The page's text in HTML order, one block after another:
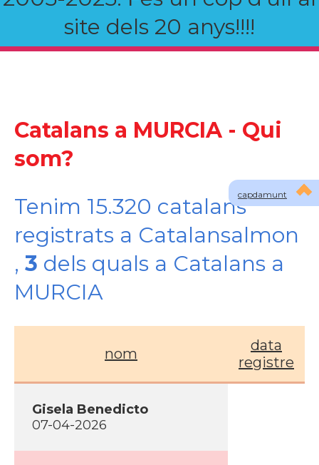
site dels 20 anys!!!!
capdamunt
Catalans a MURCIA - Qui
som?
Tenim 15.320 catalans
registrats a Catalansalmon
, 3 dels quals a Catalans a
MURCIA
nom
data
registre
Gisela Benedicto
07-04-2026